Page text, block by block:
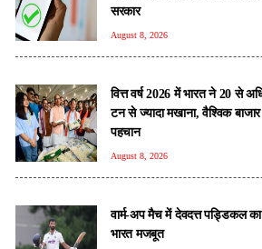
सरकार
August 8, 2026
वित्त वर्ष 2026 में भारत ने 20 से
टन से ज्यादा मखाना, वैश्विक
पहचान
August 8, 2026
वार्म-अप मैच में देवदत्त पड्डिकल
भारत मजबूत